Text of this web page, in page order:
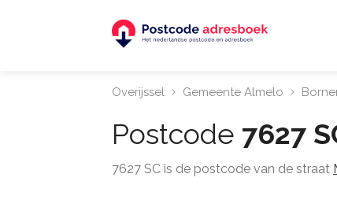
Overijssel Gemeente Almelo
Postcode 7627
7627 SC is de postcode van de straat